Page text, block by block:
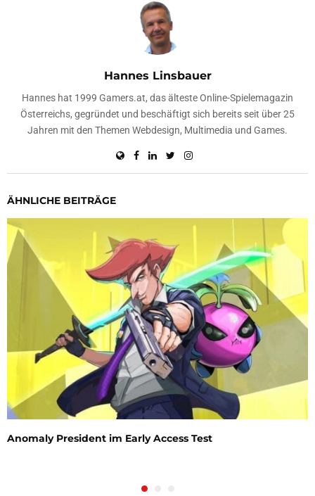
Hannes Linsbauer
Hannes hat 1999 Gamers.at, das älteste Online-Spielemagazin
Österreichs, gegründet und beschäftigt sich bereits seit über 25
Jahren mit den Themen Webdesign, Multimedia und Games.
ÄHNLICHE BEITRÄGE
Anomaly President im Early Access Test